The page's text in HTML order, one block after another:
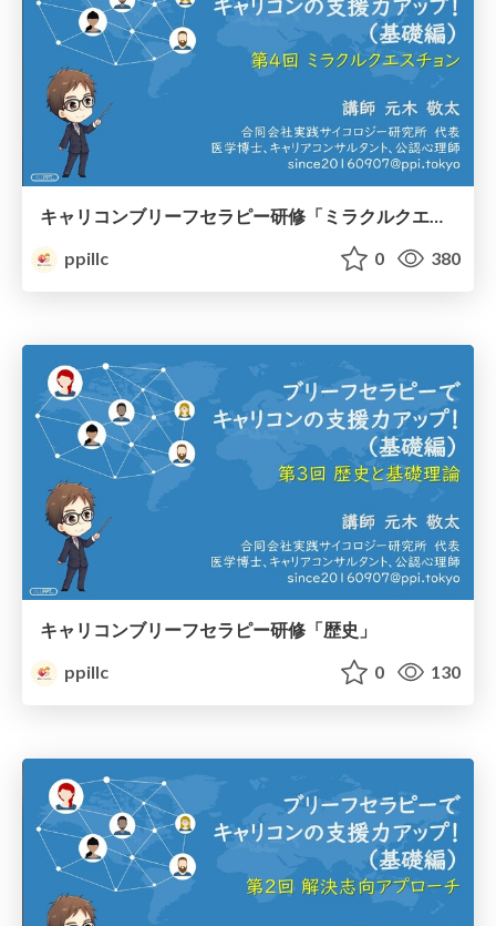
キャリコンブリーフセラピー研修「ミラクルクエスチョン」
ppillc
0 380
キャリコンブリーフセラピー研修「歴史」
ppillc
0 130